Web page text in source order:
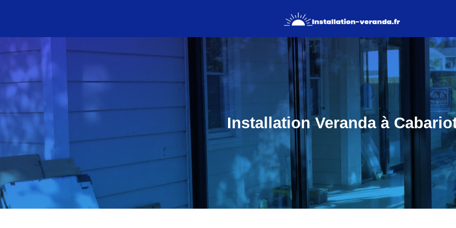
Installation Veranda à